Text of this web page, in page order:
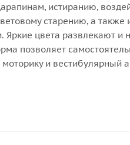
истиранию,
старению, а также
Яркие цвета развлекают
позволяет
и вестибулярный